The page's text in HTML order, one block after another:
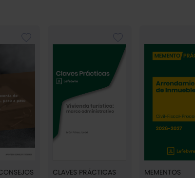
CLAVES PRÁCTICAS
MEMENTOS